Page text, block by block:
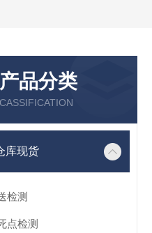
产品分类
CASSIFICATION
库现货
检测
点检测